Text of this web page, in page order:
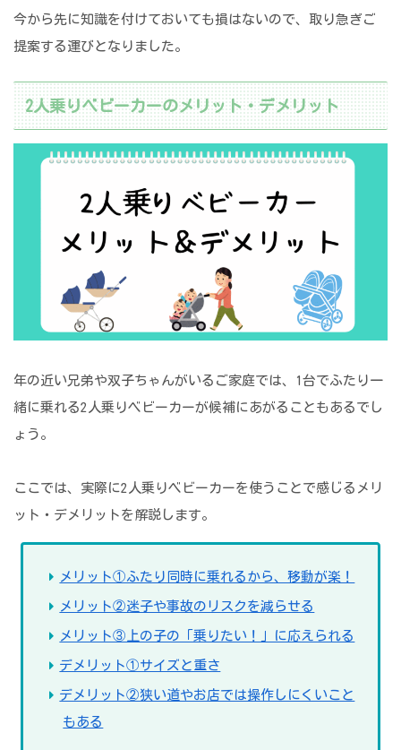
今から先に知識を付けておいても損はないので、取り急ぎご
提案する運びとなりました。
2人乗りベビーカーのメリット・デメリット
年の近い兄弟や双子ちゃんがいるご家庭では、1台でふたり一
緒に乗れる2人乗りベビーカーが候補にあがることもあるでし
ょう。
ここでは、実際に2人乗りベビーカーを使うことで感じるメリ
ット・デメリットを解説します。
メリット①ふたり同時に乗れるから、移動が楽！
メリット②迷子や事故のリスクを減らせる
メリット③上の子の「乗りたい！」に応えられる
デメリット①サイズと重さ
デメリット②狭い道やお店では操作しにくいこと
もある